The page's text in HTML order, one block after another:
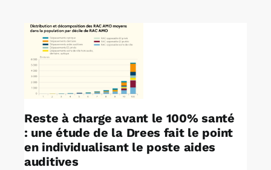
Rechercher:
Annonces emploi
Reste à charge avant le 100% santé
: une étude de la Drees fait le point
en individualisant le poste aides
auditives